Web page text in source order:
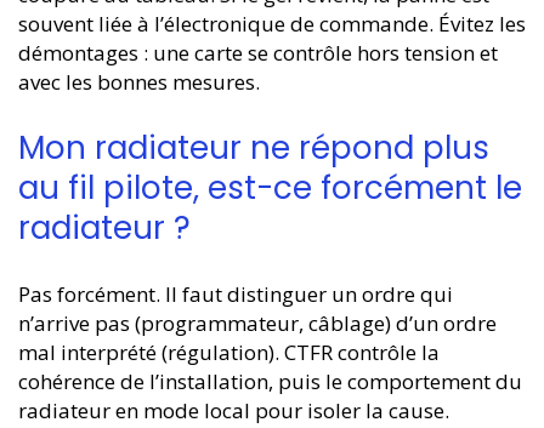
souvent liée à l’électronique de commande. Évitez les
démontages : une carte se contrôle hors tension et
avec les bonnes mesures.
Mon radiateur ne répond plus
au fil pilote, est-ce forcément le
radiateur ?
Pas forcément. Il faut distinguer un ordre qui
n’arrive pas (programmateur, câblage) d’un ordre
mal interprété (régulation). CTFR contrôle la
cohérence de l’installation, puis le comportement du
radiateur en mode local pour isoler la cause.